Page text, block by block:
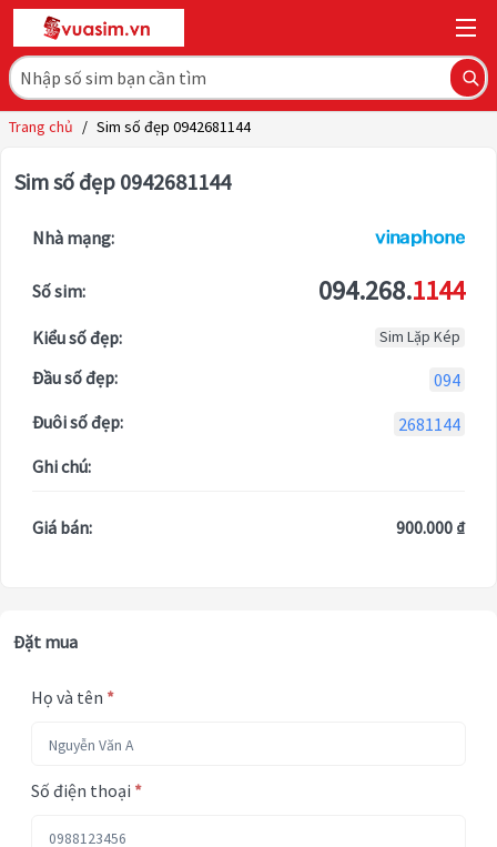
Trang chủ / Sim số đẹp 0942681144
Sim số đẹp 0942681144
Nhà mạng:
Số sim: 094.268.1144
Kiểu số đẹp: Sim Lặp Kép
Đầu số đẹp:
094
Đuôi số đẹp:
2681144
Ghi chú:
Giá bán: 900.000 ₫
Đặt mua
Họ và tên *
Số điện thoại *